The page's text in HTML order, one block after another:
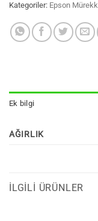
Kategoriler: Epson
Ek bilgi
AĞIRLIK
İLGILI ÜRÜNLER